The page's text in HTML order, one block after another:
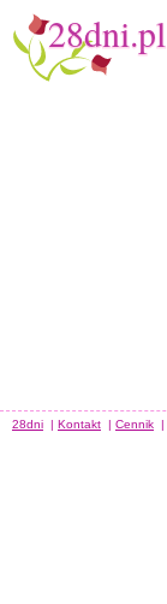
28dni | Kontakt | Cennik |